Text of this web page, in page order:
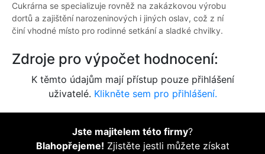
Cukrárna se specializuje rovněž na zakázkovou výrobu
dortů a zajištění narozeninových i jiných oslav, což z ní
činí vhodné místo pro rodinné setkání a sladké chvilky.
Zdroje pro výpočet hodnocení:
K těmto údajům mají přístup pouze přihlášení
uživatelé. Klikněte sem pro přihlášení.
Jste majitelem této firmy?
Blahopřejeme! Zjistěte jestli můžete získat